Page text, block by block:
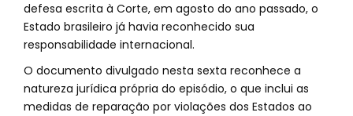
defesa escrita à Corte, em agosto do ano passado, o
Estado brasileiro já havia reconhecido sua
responsabilidade internacional.
O documento divulgado nesta sexta reconhece a
natureza jurídica própria do episódio, o que inclui as
medidas de reparação por violações dos Estados ao